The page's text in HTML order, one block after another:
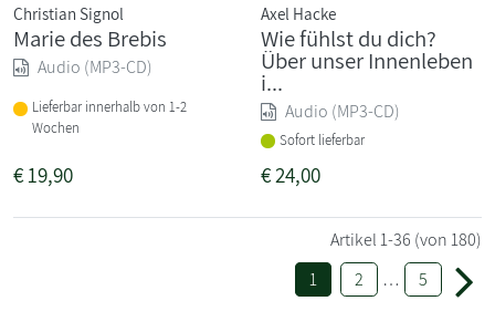
Christian Signol
Marie des Brebis
Audio (MP3-CD)
Lieferbar innerhalb von 1-2
Wochen
€19,90
Axel Hacke
Wie fühlst du dich?
Über unser Innenleben
i...
Audio (MP3-CD)
Sofort lieferbar
€24,00
Artikel1-36 (von 180)
1
2 … 5